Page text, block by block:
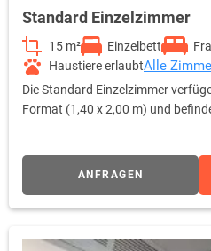
Standard Einzelzimmer
15 m² Einzelbett
Haustiere erlaubtAlle
Die Standard Einzelzimmer
Format (1,40 x 2,00 m) und
ANFRAGEN